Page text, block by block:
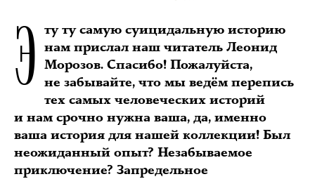
Э ту ту самую суицидальную историю
нам прислал наш читатель Леонид
Морозов. Спасибо! Пожалуйста,
не забывайте, что мы ведём перепись
тех самых человеческих историй
и нам срочно нужна ваша, да, именно
ваша история для нашей коллекции! Был
неожиданный опыт? Незабываемое
приключение? Запредельное